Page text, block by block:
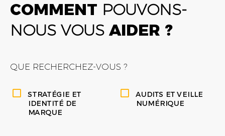
COMMENT POUVONS-
NOUS VOUS AIDER ?
QUE RECHERCHEZ-VOUS ?
STRATÉGIE ET
IDENTITÉ DE
MARQUE
AUDITS ET VEILLE
NUMÉRIQUE